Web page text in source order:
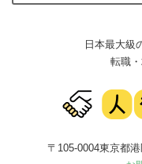
日本最大級
転職
〒105-0004東京都